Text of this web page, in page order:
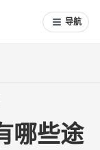
导航
哪些途